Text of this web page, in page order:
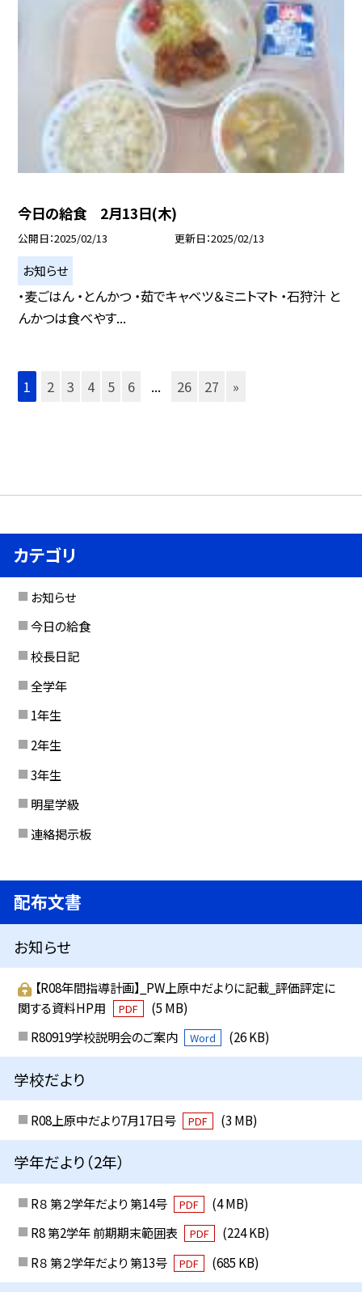
今日の給食 2月13日(木)
公開日 2025/02/13 更新日 2025/02/13
お知らせ
・麦ごはん ・とんかつ ・茹でキャベツ＆ミニトマト ・石狩汁 と
んかつは食べやす...
1 2 3 4 5 6 ... 26 27 »
カテゴリ
お知らせ
今日の給食
校長日記
全学年
1年生
2年生
3年生
明星学級
連絡掲示板
配布文書
お知らせ
【R08年間指導計画】_PW上原中だよりに記載_評価評定に
関する資料HP用
PDF
(5 MB)
R80919学校説明会のご案内
Word (26 KB)
学校だより
R08上原中だより7月17日号 PDF (3 MB)
学年だより（2年）
R８ 第２学年だより 第14号 PDF
(4 MB)
R8 第2学年 前期期末範囲表
PDF
(224 KB)
R８ 第２学年だより 第13号
PDF (685 KB)